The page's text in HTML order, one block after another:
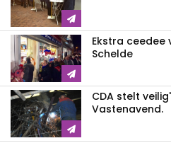
Ekstra ceedee
Schelde
CDA stelt
Vastenavend.